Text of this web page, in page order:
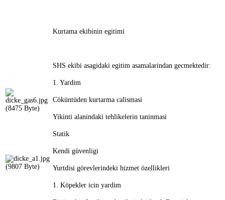
Kurtama ekibinin egitimi
SHS ekibi asagidaki egitim asamalarindan gecmektedir:
1. Yardim
Cöküntüden kurtarma calismasi
Yikinti alanindaki tehlikelerin taninmasi
Statik
Kendi güvenligi
Yurtdisi görevlerindeki hizmet özellikleri
1. Köpekler icin yardim